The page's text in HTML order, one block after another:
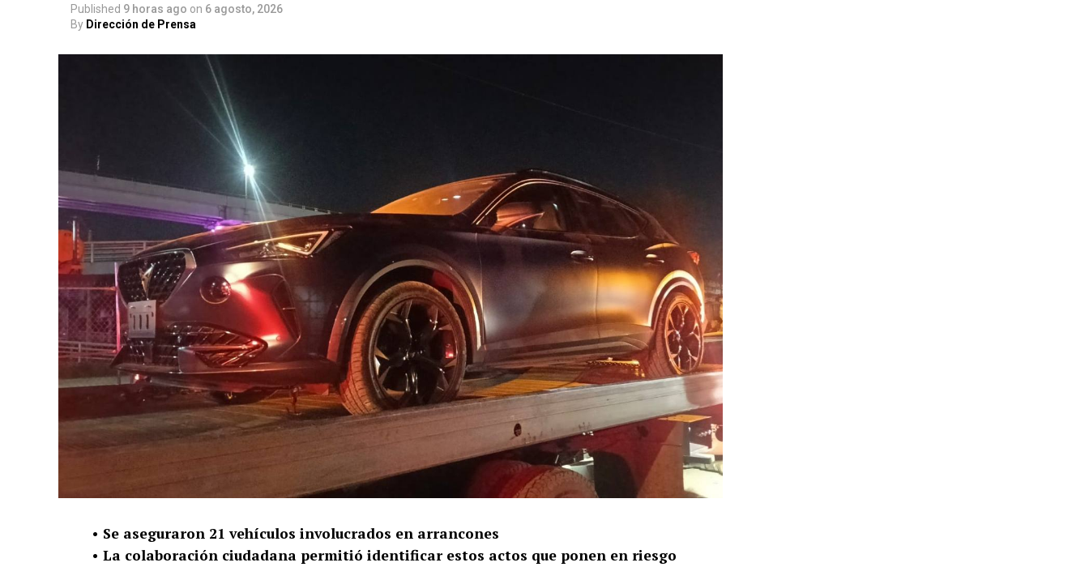
Published 9 horas ago on 6 agosto, 2026
By Dirección de Prensa
•⁠ ⁠Se aseguraron 21 vehículos involucrados en arrancones
•⁠ ⁠La colaboración ciudadana permitió identificar estos actos que ponen en riesgo